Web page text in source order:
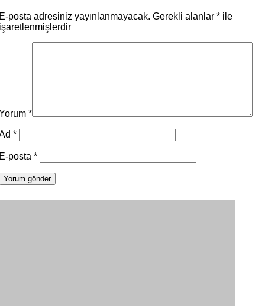
posta adresiniz yayınlanmayacak. Gerekli alanlar * ile
*
*
posta *